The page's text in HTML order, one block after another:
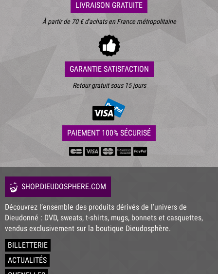
LIVRAISON GRATUITE
À partir de 70 € d'achats en France métropolitaine
GARANTIE SATISFACTION
Retour gratuit sous 15 jours
PAIEMENT 100% SÉCURISÉ
SHOP.DIEUDOSPHERE.COM
Découvrez l’ensemble des produits dérivés de l’univers de
Dieudonné : DVD, sweats, t-shirts, mugs, bonnets et casquettes,
vendus exclusivement sur la boutique Dieudosphère.
BILLETTERIE
ACTUALITÉS